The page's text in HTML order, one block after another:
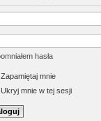
hasła
Zapamiętaj mnie
Ukryj mnie w tej sesji